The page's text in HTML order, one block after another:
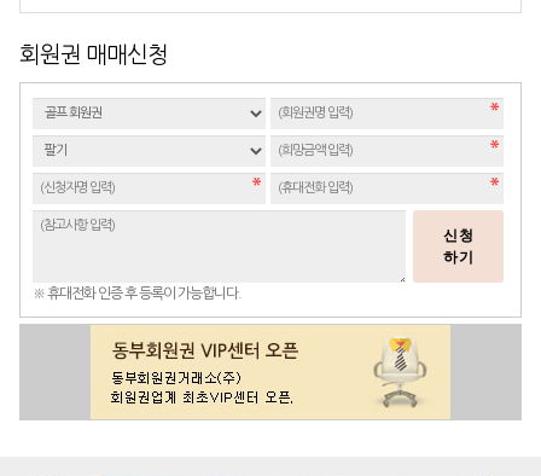
회원권 매매신청
신청
하기
※ 휴대전화 인증 후 등록이 가능합니다.